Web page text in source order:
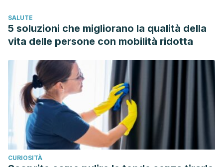
menthol.
https://www.ncbi.nlm.nih.gov/pmc/articles/PMC3408800/
The effects of ginger intake on weight loss and metabolic
profiles among overweight and obese subjects: A
systematic review and meta-analysis of randomized
controlled trials (2018). Maharlouei N, Tabrizi R, Lankarani
KB, Rezaianzadeh A, Akbari M, Kolahdooz F, Rahimi M,
Keneshlou F, Asemi Z.
https://www.ncbi.nlm.nih.gov/pubmed/29393665
Effects of peppermint tea consumption on the activities of
SALUTE
5 soluzioni che migliorano la qualità della
vita delle persone con mobilità ridotta
CURIOSITÀ